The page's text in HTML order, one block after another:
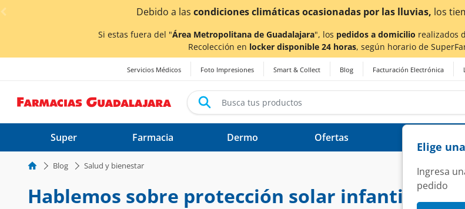
< div class="carousel-inner">
a las condiciones climáticas ocasionadas por las lluvias,los tiempos de entregapodrían verse
Si estas fuera del "Área Metropolitana de Guadalajara", los pedidos a domicilio realizados
Recolección en locker disponible 24 horas, según horario de
Servicios Médicos Foto Impresiones Smart & Collect Blog Facturación Electrónica
Elige
Ingresa
pedido
Super Farmacia Dermo Ofertas
Blog Salud y bienestar
Hablemos sobre protección solar infantil